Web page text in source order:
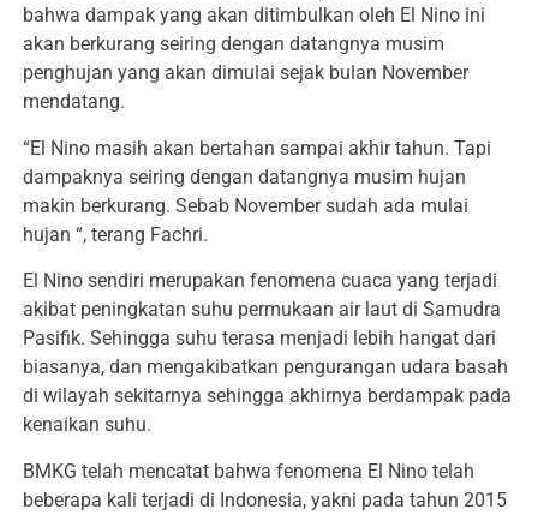
bahwa dampak yang akan ditimbulkan oleh El Nino ini
akan berkurang seiring dengan datangnya musim
penghujan yang akan dimulai sejak bulan November
mendatang.
“El Nino masih akan bertahan sampai akhir tahun. Tapi
dampaknya seiring dengan datangnya musim hujan
makin berkurang. Sebab November sudah ada mulai
hujan “, terang Fachri.
El Nino sendiri merupakan fenomena cuaca yang terjadi
akibat peningkatan suhu permukaan air laut di Samudra
Pasifik. Sehingga suhu terasa menjadi lebih hangat dari
biasanya, dan mengakibatkan pengurangan udara basah
di wilayah sekitarnya sehingga akhirnya berdampak pada
kenaikan suhu.
BMKG telah mencatat bahwa fenomena El Nino telah
beberapa kali terjadi di Indonesia, yakni pada tahun 2015